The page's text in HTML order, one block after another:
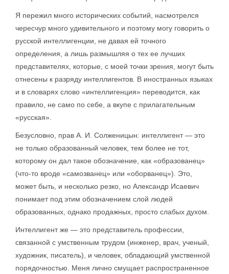
Я пережил много исторических событий, насмотрелся
чересчур много удивительного и поэтому могу говорить о
русской интеллигенции, не давая ей точного
определения, а лишь размышляя о тех ее лучших
представителях, которые, с моей точки зрения, могут быть
отнесены к разряду интеллигентов. В иностранных языках
и в словарях слово «интеллигенция» переводится, как
правило, не само по себе, а вкупе с прилагательным
«русская».
Безусловно, прав А. И. Солженицын: интеллигент — это
не только образованный человек, тем более не тот,
которому он дал такое обозначение, как «образованец»
(что-то вроде «самозванец» или «оборванец»). Это,
может быть, и несколько резко, но Александр Исаевич
понимает под этим обозначением слой людей
образованных, однако продажных, просто слабых духом.
Интеллигент же — это представитель профессии,
связанной с умственным трудом (инженер, врач, ученый,
художник, писатель), и человек, обладающий умственной
порядочностью. Меня лично смущает распространенное